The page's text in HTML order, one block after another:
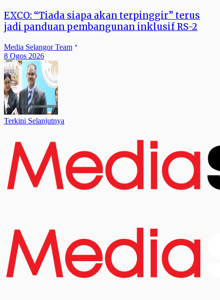
EXCO: “Tiada siapa akan terpinggir” terus
jadi panduan pembangunan inklusif RS-2
Media Selangor Team
8 Ogos 2026
Terkini Selanjutnya